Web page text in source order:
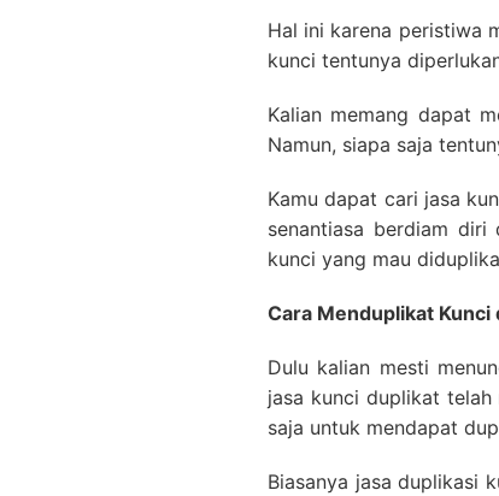
Hal ini karena peristiwa
kunci tentunya
Kalian memang dapat
Namun, siapa saja
Kamu dapat cari jasa
senantiasa berdiam
kunci yang mau
Cara Menduplikat Kunci
Dulu kalian mesti
jasa kunci duplikat telah
saja untuk mendapat
Biasanya jasa duplikasi